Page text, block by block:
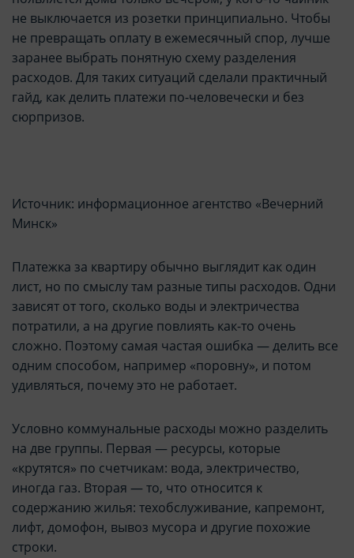
не выключается из розетки принципиально. Чтобы
не превращать оплату в ежемесячный спор, лучше
заранее выбрать понятную схему разделения
расходов. Для таких ситуаций сделали практичный
гайд, как делить платежи по-человечески и без
сюрпризов.
Источник: информационное агентство «Вечерний
Минск»
Платежка за квартиру обычно выглядит как один
лист, но по смыслу там разные типы расходов. Одни
зависят от того, сколько воды и электричества
потратили, а на другие повлиять как-то очень
сложно. Поэтому самая частая ошибка — делить все
одним способом, например «поровну», и потом
удивляться, почему это не работает.
Условно коммунальные расходы можно разделить
на две группы. Первая — ресурсы, которые
«крутятся» по счетчикам: вода, электричество,
иногда газ. Вторая — то, что относится к
содержанию жилья: техобслуживание, капремонт,
лифт, домофон, вывоз мусора и другие похожие
строки.